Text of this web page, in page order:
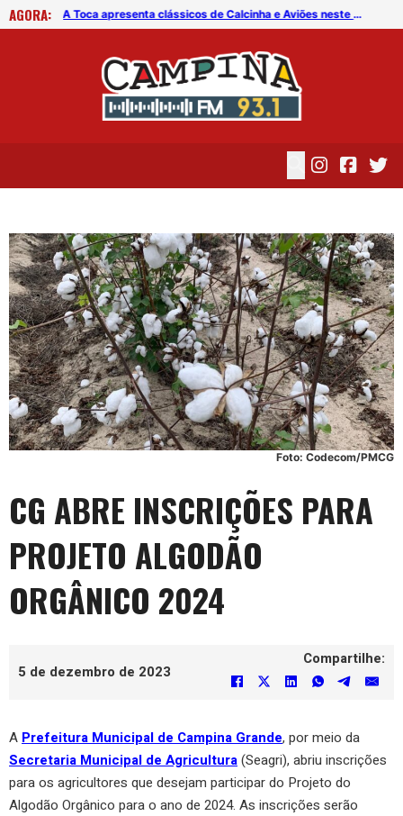
AGORA:
Operação Lei Seca revela dado preocupante sobre motoristas na PB A Toca apresenta clássicos de Calcinha e Aviões neste sábado (8)
Foto: Codecom/PMCG
CG ABRE INSCRIÇÕES PARA
PROJETO ALGODÃO
ORGÂNICO 2024
5 de dezembro de 2023
Compartilhe:
A Prefeitura Municipal de Campina Grande, por meio da
Secretaria Municipal de Agricultura(Seagri), abriu inscrições
para os agricultores que desejam participar do Projeto do
Algodão Orgânico para o ano de 2024. As inscrições serão